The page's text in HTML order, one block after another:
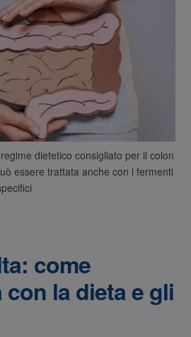
dietetico consigliato per il colon
essere trattata anche con i fermenti
come
la dieta e gli